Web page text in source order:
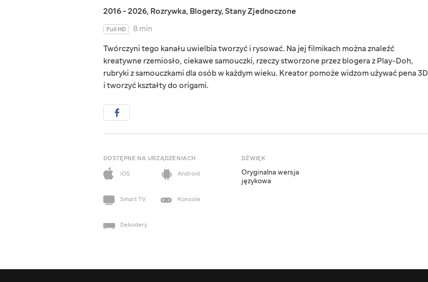
2016 - 2026, Rozrywka, Blogerzy, Stany Zjednoczone
Full HD
8 min
Twórczyni tego kanału uwielbia tworzyć i rysować. Na jej filmikach można znaleźć
kreatywne rzemiosło, ciekawe samouczki, rzeczy stworzone przez blogera z Play-Doh,
rubryki z samouczkami dla osób w każdym wieku. Kreator pomoże widzom używać pena 3D
i tworzyć kształty do origami.
DOSTĘPNE NA URZĄDZENIACH
iOS
Android
Smart TV Konsole
Dekodery
DŹWIĘK
Oryginalna wersja
językowa